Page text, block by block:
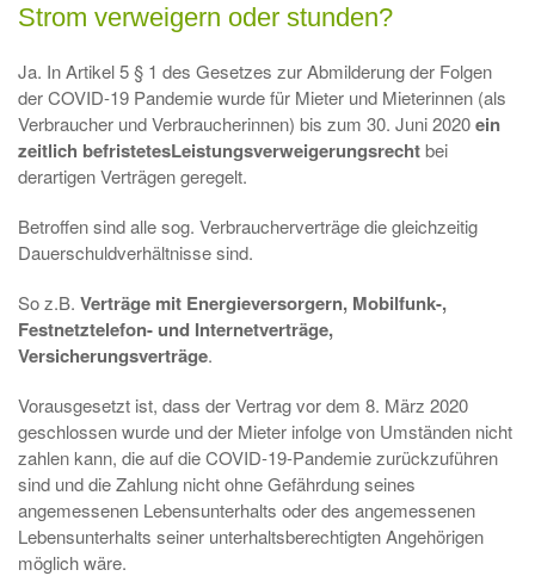
Strom verweigern oder stunden?
Ja. In Artikel 5 § 1 des Gesetzes zur Abmilderung der Folgen
der COVID-19 Pandemie wurde für Mieter und Mieterinnen (als
Verbraucher und Verbraucherinnen) bis zum 30. Juni 2020ein
zeitlich befristetesLeistungsverweigerungsrechtbei
derartigen Verträgen geregelt.
Betroffen sind alle sog. Verbraucherverträge die gleichzeitig
Dauerschuldverhältnisse sind.
So z.B. Verträge mit Energieversorgern, Mobilfunk-,
Festnetztelefon- und Internetverträge,
Versicherungsverträge.
Vorausgesetzt ist, dass der Vertrag vor dem 8. März 2020
geschlossen wurde und der Mieter infolge von Umständen nicht
zahlen kann, die auf die COVID-19-Pandemie zurückzuführen
sind und die Zahlung nicht ohne Gefährdung seines
angemessenen Lebensunterhalts oder des angemessenen
Lebensunterhalts seiner unterhaltsberechtigten Angehörigen
möglich wäre.